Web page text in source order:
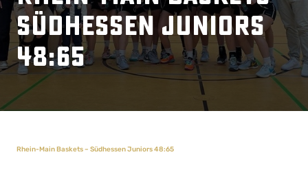
Südhessen Juniors
48:65
Rhein-Main Baskets – Südhessen Juniors 48:65